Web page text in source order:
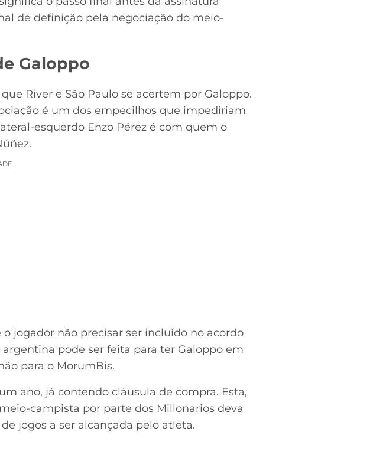
de definição pela negociação do meio-
Galoppo
River e São Paulo se acertem por Galoppo.
é um dos empecilhos que impediriam
esquerdo Enzo Pérez é com quem o
jogador não precisar ser incluído no acordo
pode ser feita para ter Galoppo em
para o MorumBis.
ano, já contendo cláusula de compra. Esta,
campista por parte dos Millonarios deva
jogos a ser alcançada pelo atleta.